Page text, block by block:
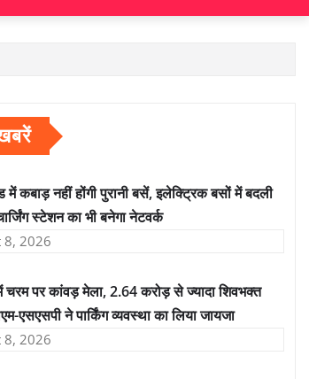
में कबाड़ नहीं होंगी पुरानी बसें, इलेक्ट्रिक बसों में बदली
स्टेशन का भी बनेगा नेटवर्क
8, 2026
में चरम पर कांवड़ मेला, 2.64 करोड़ से ज्यादा शिवभक्त
एसएसपी ने पार्किंग व्यवस्था का लिया जायजा
8, 2026